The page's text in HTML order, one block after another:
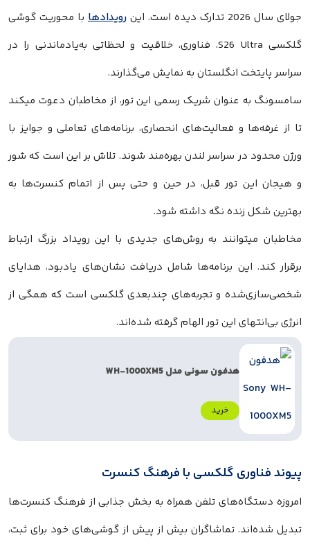
جولای سال 2026 تدارک دیده است. این
رویدادها با محوریت گوشی
گلکسی S26 Ultra، فناوری، خلاقیت و لحظاتی به‌یادماندنی را در
سراسر پایتخت انگلستان به نمایش می‌گذارند.
سامسونگ به عنوان شریک رسمی این تور، از مخاطبان دعوت میکند
تا از غرفه‌ها و فعالیت‌های انحصاری، برنامه‌های تعاملی و جوایز با
ورژن محدود در سراسر لندن بهره‌مند شوند. تلاش بر این است که شور
و هیجان این تور قبل، در حین و حتی پس از اتمام کنسرت‌ها به
بهترین شکل زنده نگه داشته شود.
مخاطبان میتوانند به روش‌های جدیدی با این رویداد بزرگ ارتباط
برقرار کند. این برنامه‌ها شامل دریافت نشان‌های یادبود، هدایای
شخصی‌سازی‌شده و تجربه‌های چندبعدی گلکسی است که همگی از
انرژی بی‌انتهای این تور الهام گرفته شده‌اند.
هدفون سونی مدل WH-1000XM5
خرید
پیوند فناوری گلکسی با فرهنگ کنسرت
امروزه دستگاه‌های تلفن همراه به بخش جذابی از فرهنگ کنسرت‌ها
تبدیل شده‌اند. تماشاگران بیش از پیش از گوشی‌های خود برای ثبت،